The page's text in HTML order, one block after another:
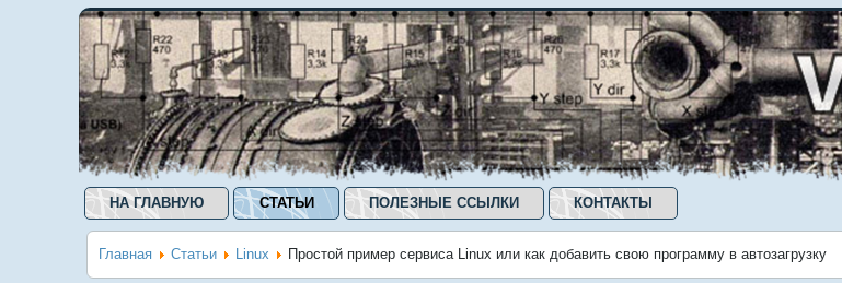
НА ГЛАВНУЮ СТАТЬИ ПОЛЕЗНЫЕ ССЫЛКИ КОНТАКТЫ
Главная Статьи Linux Простой пример сервиса Linux или как добавить свою программу в автозагрузку